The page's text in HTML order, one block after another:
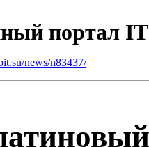
портал
news/n83437/